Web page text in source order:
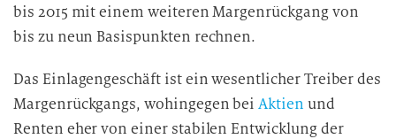
bis 2015 mit einem weiteren Margenrückgang von
bis zu neun Basispunkten rechnen.
Das Einlagengeschäft ist ein wesentlicher Treiber des
Margenrückgangs, wohingegen beiAktien und
Renten eher von einer stabilen Entwicklung der